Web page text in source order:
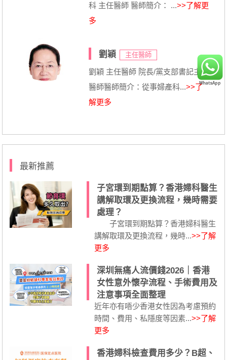
科 主任醫師 醫師簡介： ...>>了解更
多
劉穎 主任醫師
劉穎 主任醫師 院長/黨支部書記主任
醫師醫師簡介：從事婦產科...>>了
解更多
最新推薦
子宮環到期點算？香港婦科醫生
講解取環及更換流程，幾時需要
處理？
子宮環到期點算？香港婦科醫生
講解取環及更換流程，幾時...>>了解
更多
深圳無痛人流價錢2026｜香港
女性意外懷孕流程、手術費用及
注意事項全面整理
近年亦有唔少香港女性因為考慮預約
時間、費用、私隱度等因素...>>了解
更多
香港婦科檢查費用多少？B超、